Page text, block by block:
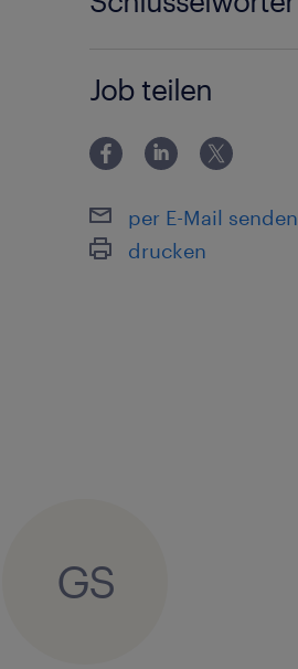
Produktion
Job teilen
per E-Mail senden
drucken
GS